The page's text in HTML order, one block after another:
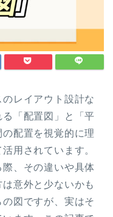
レイアウト設計な
「配置図」と「平
配置を視覚的に理
用されています。
、その違いや具体
意外と少ないかも
図ですが、実はそ